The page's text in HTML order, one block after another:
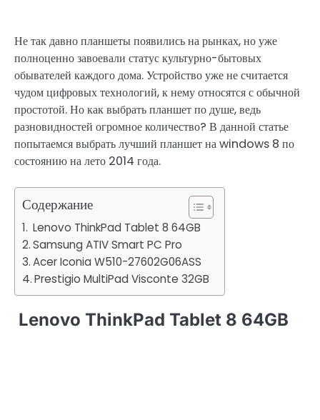
Не так давно планшеты появились на рынках, но уже
полноценно завоевали статус культурно-бытовых
обывателей каждого дома. Устройство уже не считается
чудом цифровых технологий, к нему относятся с обычной
простотой. Но как выбрать планшет по душе, ведь
разновидностей огромное количество? В данной статье
попытаемся выбрать лучший планшет на windows 8 по
состоянию на лето 2014 года.
Содержание
Lenovo ThinkPad Tablet 8 64GB
Samsung ATIV Smart PC Pro
Acer Iconia W510-27602G06ASS
Prestigio MultiPad Visconte 32GB
Lenovo ThinkPad Tablet 8 64GB